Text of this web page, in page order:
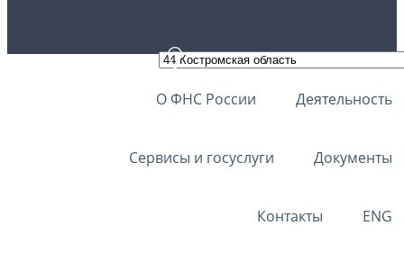
О ФНС России Деятельность
Сервисы и госуслуги Документы
Контакты ENG